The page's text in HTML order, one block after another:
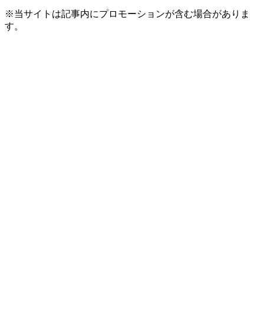
※当サイトは記事内にプロモーションが含む場合がありま
す。